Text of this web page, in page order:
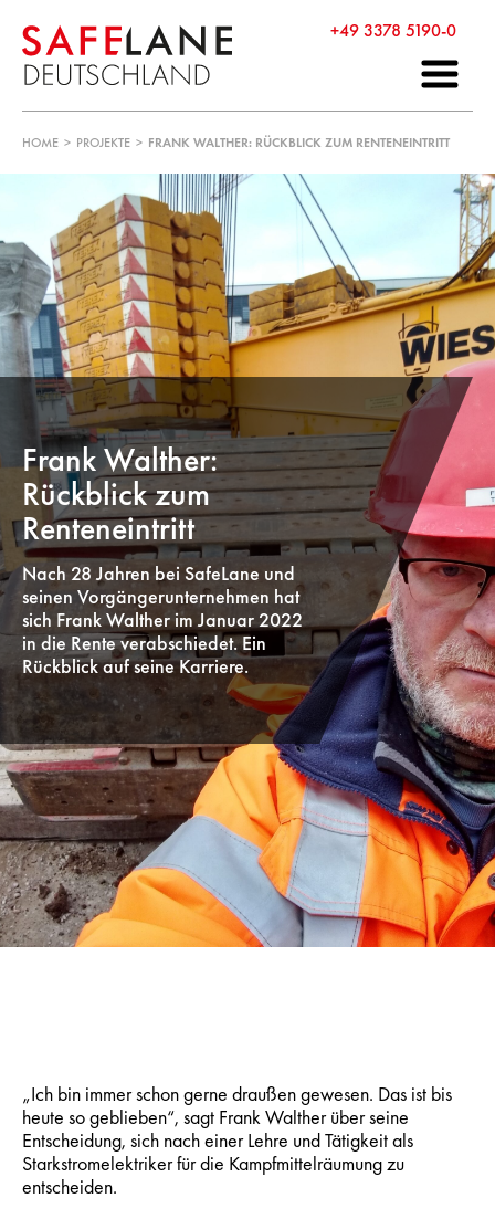
+49 3378 5190-0
HOME > PROJEKTE > FRANK WALTHER: RÜCKBLICK ZUM RENTENEINTRITT
Frank Walther:
Rückblick zum
Renteneintritt
Nach 28 Jahren bei SafeLane und
seinen Vorgängerunternehmen hat
sich Frank Walther im Januar 2022
in die Rente verabschiedet. Ein
Rückblick auf seine Karriere.
„Ich bin immer schon gerne draußen gewesen. Das ist bis
heute so geblieben“, sagt Frank Walther über seine
Entscheidung, sich nach einer Lehre und Tätigkeit als
Starkstromelektriker für die Kampfmittelräumung zu
entscheiden.